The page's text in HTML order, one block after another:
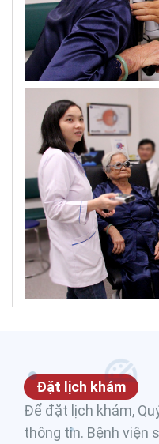
Đặt lịch khám
Để đặt lịch khám,
thông tin. Bệnh viện